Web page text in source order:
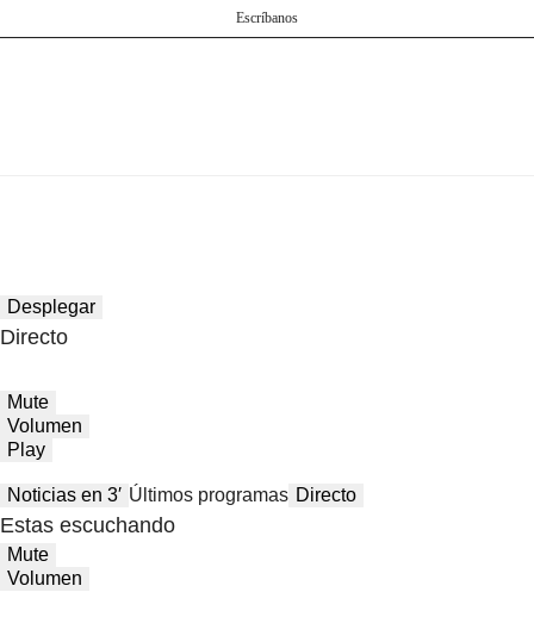
Escríbanos
Desplegar
Directo
Mute
Volumen
Play
Noticias en 3′ Últimos programas Directo
Estas escuchando
Mute
Volumen